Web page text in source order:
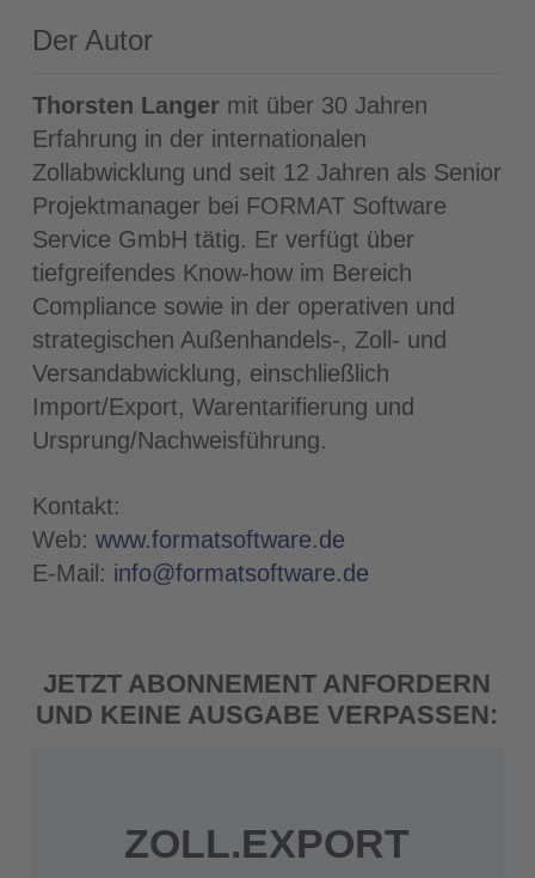
Der Autor
Thorsten Langer mit über 30 Jahren
Erfahrung in der internationalen
Zollabwicklung und seit 12 Jahren als Senior
Projektmanager bei FORMAT Software
Service GmbH tätig. Er verfügt über
tiefgreifendes Know-how im Bereich
Compliance sowie in der operativen und
strategischen Außenhandels-, Zoll- und
Versandabwicklung, einschließlich
Import/Export, Warentarifierung und
Ursprung/Nachweisführung.
Kontakt:
Web:www.formatsoftware.de
E-Mail: info@formatsoftware.de
JETZT ABONNEMENT ANFORDERN
UND KEINE AUSGABE VERPASSEN:
ZOLL.EXPORT